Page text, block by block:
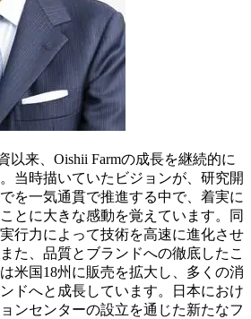
以来、Oishii Farmの成長を継続的に
当時描いていたビジョンが、研究開
を一気通貫で推進する中で、着実に
とに大きな感動を覚えています。同
行力によって技術を高速に進化させ
た、品質とブランドへの徹底したこ
米国18州に販売を拡大し、多くの消
ドへと成長しています。日本におけ
ンセンターの設立を通じた新たなフ